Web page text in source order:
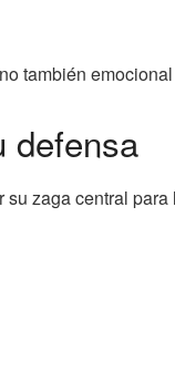
también
defensa
zaga central